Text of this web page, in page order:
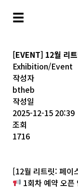
☰
[EVENT] 12월 리
Exhibition/Event
작성자
btheb
작성일
2025-12-15 20:39
조회
1716
[12월 리트릿: 페이
1회차 예약 오픈